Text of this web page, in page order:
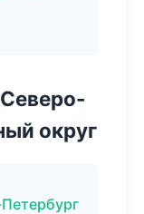
округ